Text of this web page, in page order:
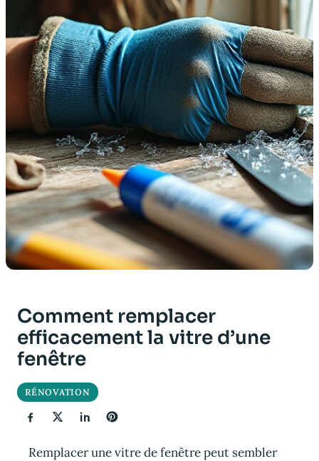
Comment remplacer
efficacement la vitre d’une
fenêtre
RÉNOVATION
Remplacer une vitre de fenêtre peut sembler